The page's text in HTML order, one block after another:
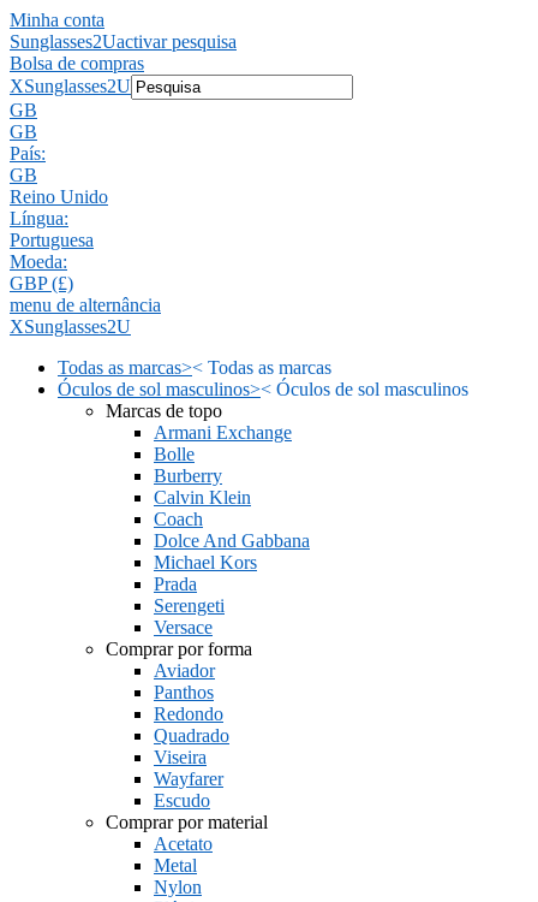
Minha conta
Sunglasses2Uactivar pesquisa
Bolsa de compras
XSunglasses2U
GB
GB
País:
GB
Reino Unido
Língua:
Portuguesa
Moeda:
GBP (£)
menu de alternância
XSunglasses2U
Todas as marcas>< Todas as marcas
Óculos de sol masculinos>< Óculos de sol masculinos
Marcas de topo
Armani Exchange
Bolle
Burberry
Calvin Klein
Coach
Dolce And Gabbana
Michael Kors
Prada
Serengeti
Versace
Comprar por forma
Aviador
Panthos
Redondo
Quadrado
Viseira
Wayfarer
Escudo
Comprar por material
Acetato
Metal
Nylon